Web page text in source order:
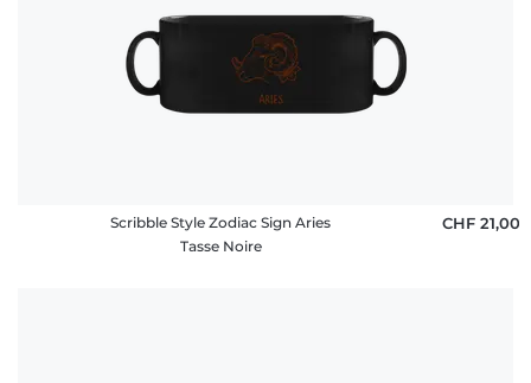
Scribble Style Zodiac Sign Aries
Tasse Noire
CHF 21,00